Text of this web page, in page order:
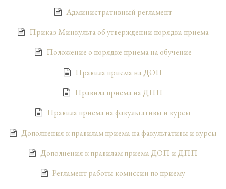
Административный регламент
Приказ Минкульта об утверждении порядка приема
Положение о порядке приема на обучение
Правила приема на ДОП
Правила приема на ДПП
Правила приема на факультативы и курсы
Дополнения к правилам приема на факультативы и курсы
Дополнения к правилам приема ДОП и ДПП
Регламент работы комиссии по приему